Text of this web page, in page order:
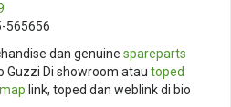
565656
dan genuine spareparts
Guzzi Di showroom atau toped
link, toped dan weblink di bio